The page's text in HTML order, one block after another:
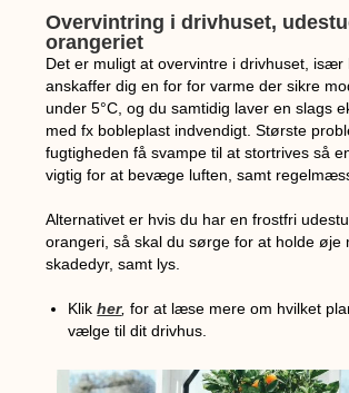
Overvintring i drivhuset,
orangeriet
Det er muligt at overvintre i drivhuset, især
anskaffer dig en for for varme der sikre
under 5°C, og du samtidig laver en slags
med fx bobleplast indvendigt. Største
fugtigheden få svampe til at stortrives så
vigtig for at bevæge luften, samt
Alternativet er hvis du har en frostfri
orangeri, så skal du sørge for at holde øje
skadedyr, samt lys.
Klikher, for at læse mere om hvilket
vælge til dit drivhus.